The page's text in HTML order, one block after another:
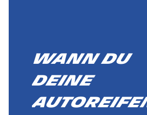
Wann Du
deine